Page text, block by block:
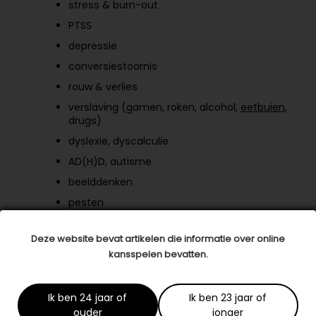
Deze website bevat artikelen die informatie over online
kansspelen bevatten.
Ik ben 24 jaar of
ouder
Ik ben 23 jaar of
jonger
stress & burn-out
PTSS
depressie
conversiestoornis
rouw & verlies
verslaving (gamen, roken, alcohol, eetbuien,
drugs)
dyslexie, dyscalculie
AD(H)D, autisme
beelddenken
pesten
opvoedkundige advies
bedrijfskundige ondersteuning
Over Munay-Ki